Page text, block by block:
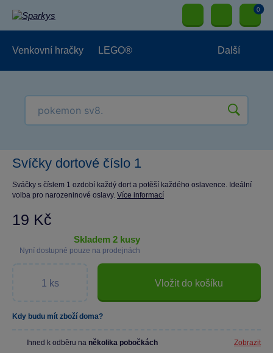
0
Venkovní hračky LEGO® Další
Svíčky dortové číslo 1
Sváčky s číslem 1 ozdobí každý dort a potěší každého oslavence. Ideální
volba pro narozeninové oslavy. Více informací
19 Kč
skladem 2 kusy
Nyní dostupné pouze na prodejnách
Vložit do košíku
Kdy budu mít zboží doma?
Ihned k odběru na několika pobočkách Zobrazit